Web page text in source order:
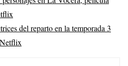
del reparto en la temporada 3